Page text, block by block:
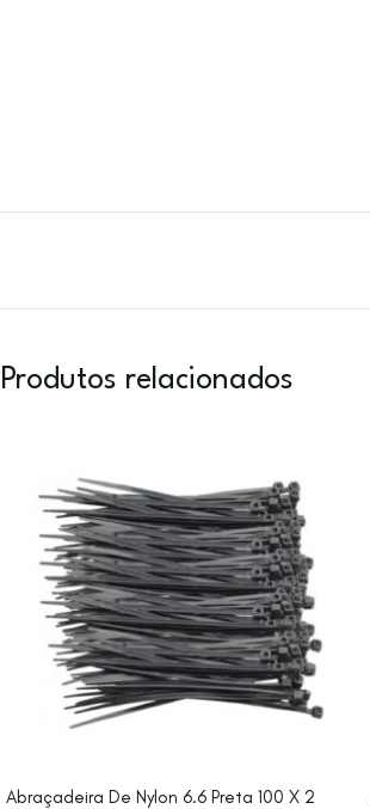
Produtos relacionados
Abraçadeira De Nylon 6.6 Preta 100 X 2